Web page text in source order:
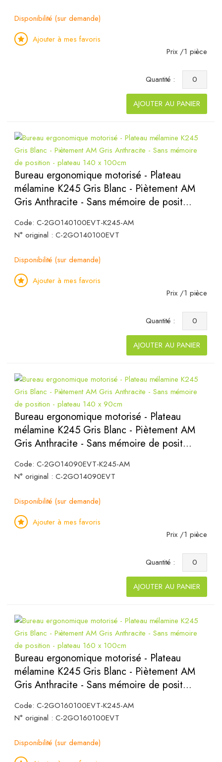
Disponibilité (sur demande)
Ajouter à mes favoris
Prix /1 pièce
Quantité :
AJOUTER AU PANIER
Bureau ergonomique motorisé - Plateau
mélamine K245 Gris Blanc - Piètement AM
Gris Anthracite - Sans mémoire de posit...
Code: C-2GO140100EVT-K245-AM
N° original : C-2GO140100EVT
Disponibilité (sur demande)
Ajouter à mes favoris
Prix /1 pièce
Quantité :
AJOUTER AU PANIER
Bureau ergonomique motorisé - Plateau
mélamine K245 Gris Blanc - Piètement AM
Gris Anthracite - Sans mémoire de posit...
Code: C-2GO14090EVT-K245-AM
N° original : C-2GO14090EVT
Disponibilité (sur demande)
Ajouter à mes favoris
Prix /1 pièce
Quantité :
AJOUTER AU PANIER
Bureau ergonomique motorisé - Plateau
mélamine K245 Gris Blanc - Piètement AM
Gris Anthracite - Sans mémoire de posit...
Code: C-2GO160100EVT-K245-AM
N° original : C-2GO160100EVT
Disponibilité (sur demande)